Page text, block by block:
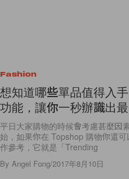
Fashion
想知道哪些單品值得入
功能，讓你一秒辦識出
平日大家購物的時候會考慮甚麼因
始，如果你在 Topshop 購物你還
作參考，它就是「Trending
By Angel Fong/2017年8月10日